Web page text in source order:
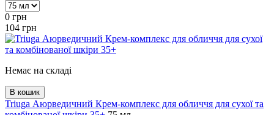
0 грн
104 грн
Немає на складі
В кошик
Triuga Аюрведичний Крем-комплекс для обличчя для сухої та